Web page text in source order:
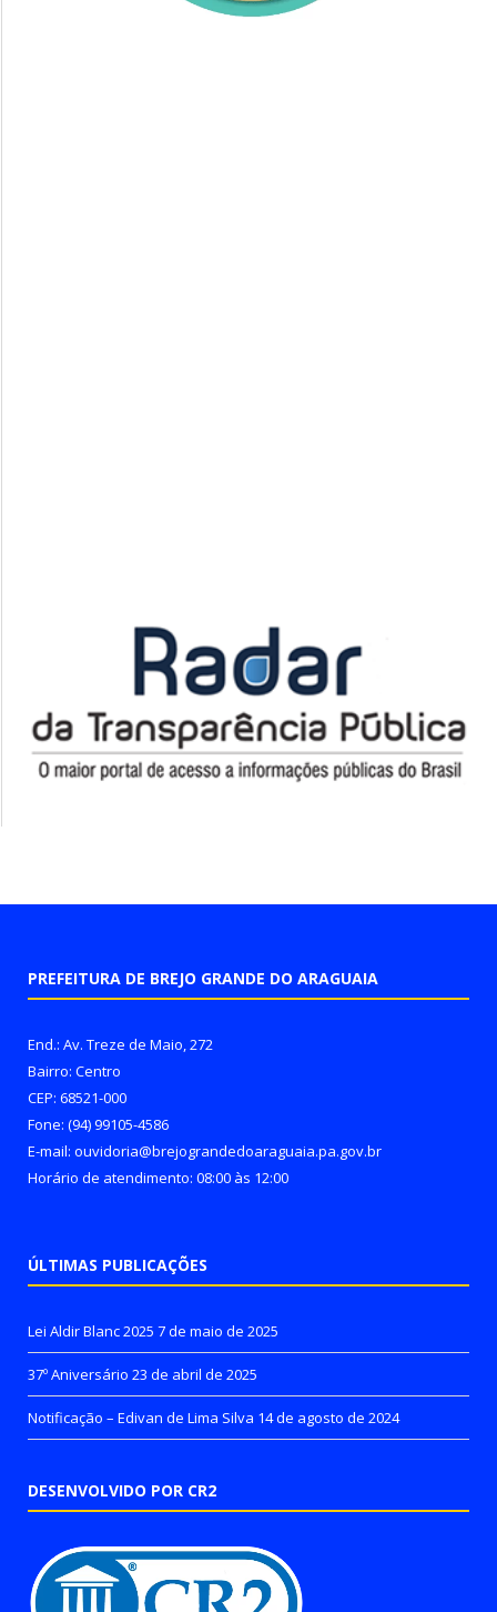
PREFEITURA DE BREJO GRANDE DO ARAGUAIA
End.: Av. Treze de Maio, 272
Bairro: Centro
CEP: 68521-000
Fone: (94) 99105-4586
E-mail: ouvidoria@brejograndedoaraguaia.pa.gov.br
Horário de atendimento: 08:00 às 12:00
ÚLTIMAS PUBLICAÇÕES
Lei Aldir Blanc 2025 7 de maio de 2025
37º Aniversário 23 de abril de 2025
Notificação – Edivan de Lima Silva 14 de agosto de 2024
DESENVOLVIDO POR CR2